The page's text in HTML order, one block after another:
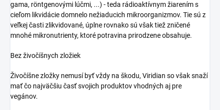
gama, röntgenovými lúčmi, ...) - teda rádioaktívnym žiarením s
cieľom likvidácie domnelo nežiaducich mikroorganizmov. Tie sú z
veľkej časti zlikvidované, úplne rovnako sú však tiež zničené
mnohé mikronutrienty, ktoré potravina prirodzene obsahuje.
Bez živočíšnych zložiek
Živočíšne zložky nemusí byť vždy na škodu, Viridian so však snaží
mať čo najväčšiu časť svojich produktov vhodných aj pre
vegánov.